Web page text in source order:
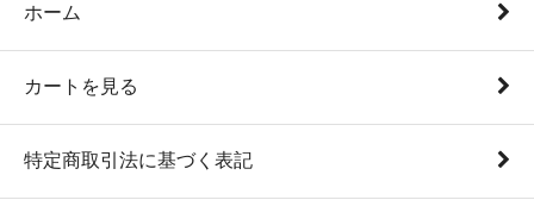
ホーム
カートを見る
特定商取引法に基づく表記